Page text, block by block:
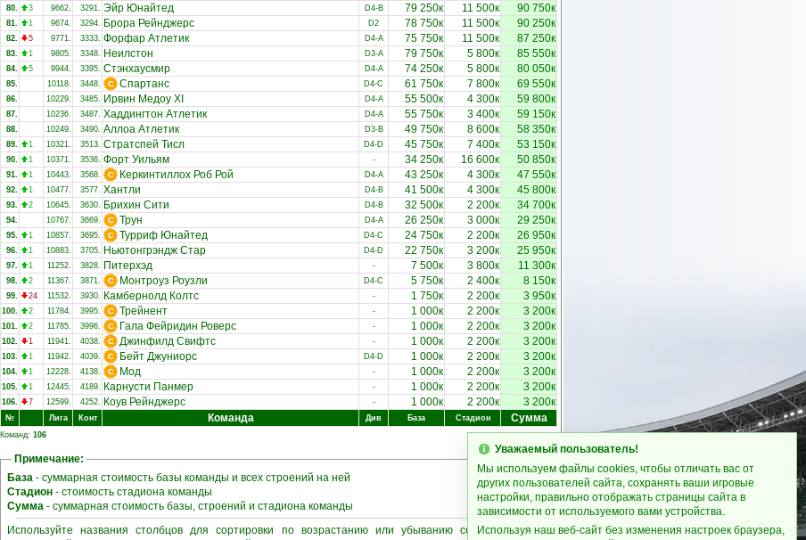
80. 3 9662. 3291. Эйр Юнайтед D4-B 79 250к 11 500к 90 750к
81. 1 9674. 3294. Брора Рейнджерс D2 78 750к 11 500к 90 250к
82. 5 9771. 3333. Форфар Атлетик D4-A 75 750к 11 500к 87 250к
83. 1 9805. 3348. Неилстон D3-A 79 750к 5 800к 85 550к
84. 5 9944. 3395. Стэнхаусмир D4-A 74 250к 5 800к 80 050к
85. 10118. 3448. Спартанс D4-C 61 750к 7 800к 69 550к
86. 10229. 3485. Ирвин Медоу XI D4-A 55 500к 4 300к 59 800к
87. 10236. 3487. Хаддингтон Атлетик D4-A 55 750к 3 400к 59 150к
88. 10249. 3490. Аллоа Атлетик D3-B 49 750к 8 600к 58 350к
89. 1 10321. 3513. Стратспей Тисл D4-D 45 750к 7 400к 53 150к
90. 1 10371. 3536. Форт Уильям - 34 250к 16 600к 50 850к
91. 1 10443. 3568. Керкинтиллох Роб Рой D4-A 43 250к 4 300к 47 550к
92. 1 10477. 3577. Хантли D4-B 41 500к 4 300к 45 800к
93. 2 10645. 3630. Брихин Сити D4-B 32 500к 2 200к 34 700к
94. 10767. 3669. Трун D4-A 26 250к 3 000к 29 250к
95. 1 10857. 3695. Турриф Юнайтед D4-C 24 750к 2 200к 26 950к
96. 1 10883. 3705. Ньютонгрэндж Стар D4-D 22 750к 3 200к 25 950к
97. 1 11252. 3828. Питерхэд - 7 500к 3 800к 11 300к
98. 2 11367. 3871. Монтроуз Роузли D4-C 5 750к 2 400к 8 150к
99. 24 11532. 3930. Камбернолд Колтс - 1 750к 2 200к 3 950к
100. 2 11784. 3995. Трейнент - 1 000к 2 200к 3 200к
101. 2 11785. 3996. Гала Фейридин Роверс - 1 000к 2 200к 3 200к
102. 1 11941. 4038. Джинфилд Свифтс - 1 000к 2 200к 3 200к
103. 1 11942. 4039. Бейт Джуниорс D4-D 1 000к 2 200к 3 200к
104. 1 12228. 4138. Мод - 1 000к 2 200к 3 200к
105. 1 12445. 4189. Карнусти Панмер - 1 000к 2 200к 3 200к
106. 7 12599. 4252. Коув Рейнджерс - 1 000к 2 200к 3 200к
№ Лига Конт Команда Див База Стадион Сумма
Команд: 106
Примечание:
База - суммарная стоимость базы команды и всех строений на ней
Стадион - стоимость стадиона команды
Сумма - суммарная стоимость базы, строений и стадиона команды
Используйте названия столбцов для сортировки по возрастанию или убыванию соответствующих
Уважаемый пользователь!
Мы используем файлы cookies, чтобы отличать вас от
других пользователей сайта, сохранять ваши игровые
настройки, правильно отображать страницы сайта в
зависимости от используемого вами устройства.
Используя наш веб-сайт без изменения настроек браузера,